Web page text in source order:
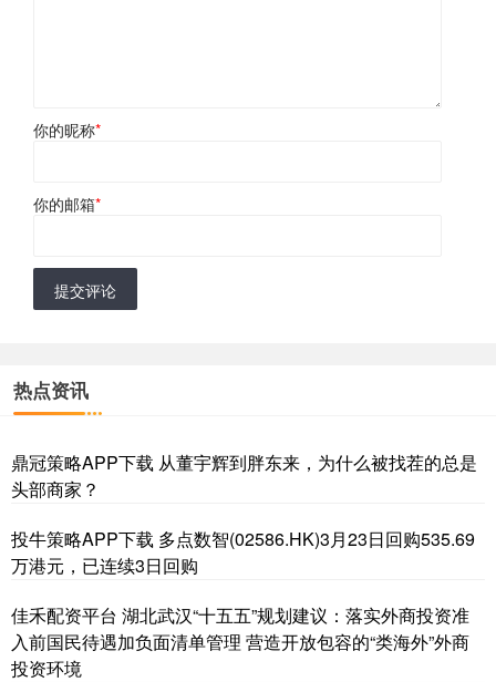
你的昵称*
你的邮箱*
提交评论
热点资讯
鼎冠策略APP下载 从董宇辉到胖东来，为什么被找茬的总是
头部商家？
投牛策略APP下载 多点数智(02586.HK)3月23日回购535.69
万港元，已连续3日回购
佳禾配资平台 湖北武汉“十五五”规划建议：落实外商投资准
入前国民待遇加负面清单管理 营造开放包容的“类海外”外商
投资环境